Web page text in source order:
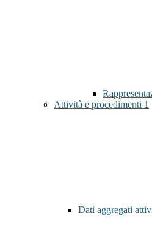
Attività e procedimenti 1
Dati aggregati